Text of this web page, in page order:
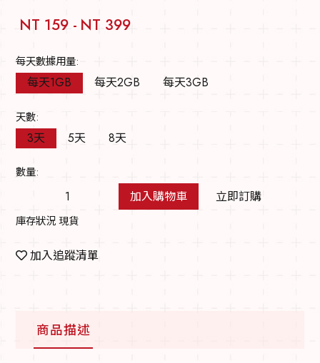
NT 159 - NT 399
每天數據用量:
每天1GB 每天2GB 每天3GB
天數:
3天 5天 8天
數量:
加入購物車 立即訂購
庫存狀況 現貨
加入追蹤清單
商品描述